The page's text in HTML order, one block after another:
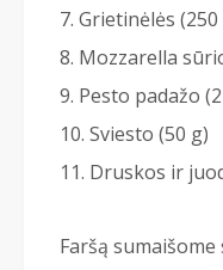
Grietinėlės (250
Mozzarella
Pesto padažo
Sviesto (50 g)
Druskos ir
Faršą